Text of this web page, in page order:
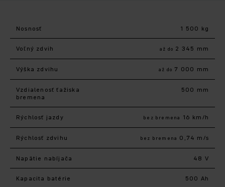
Nosnosť 1 500 kg
Voľný zdvih až do 2 345 mm
Výška zdvihu až do 7 000 mm
Vzdialenosť ťažiska
bremena
500 mm
Rýchlosť jazdy bez bremena 16 km/h
Rýchlosť zdvihu bez bremena 0,74 m/s
Napätie nabíjača 48 V
Kapacita batérie 500 Ah